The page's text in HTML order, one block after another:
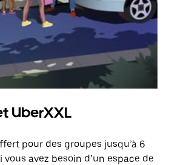
UberXXL
pour des groupes jusqu’à 6
vous avez besoin d’un espace de